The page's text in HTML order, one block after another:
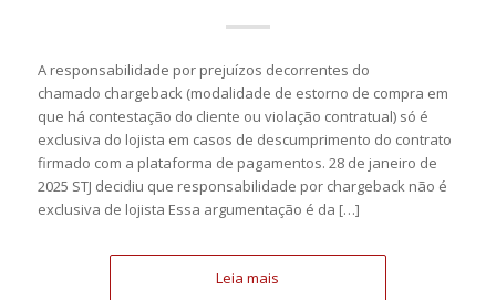
A responsabilidade por prejuízos decorrentes do
chamado chargeback (modalidade de estorno de compra em
que há contestação do cliente ou violação contratual) só é
exclusiva do lojista em casos de descumprimento do contrato
firmado com a plataforma de pagamentos. 28 de janeiro de
2025 STJ decidiu que responsabilidade por chargeback não é
exclusiva de lojista Essa argumentação é da […]
Leia mais